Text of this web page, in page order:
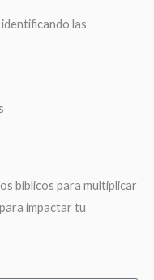
las
biblicos para multiplicar
impactar tu